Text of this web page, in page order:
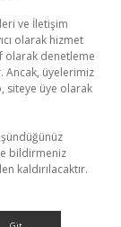
ve İletişim
olarak hizmet
olarak denetleme
Ancak, üyelerimiz
siteye üye olarak
bildirmeniz
kaldırılacaktır.